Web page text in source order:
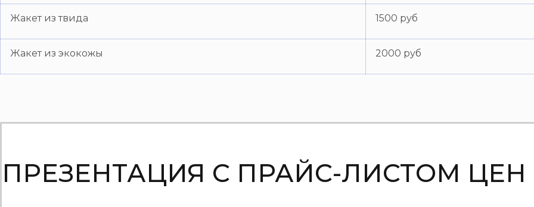
Жакет из твида 1500 руб
Жакет из экокожы 2000 руб
ПРЕЗЕНТАЦИЯ С ПРАЙС-ЛИСТОМ